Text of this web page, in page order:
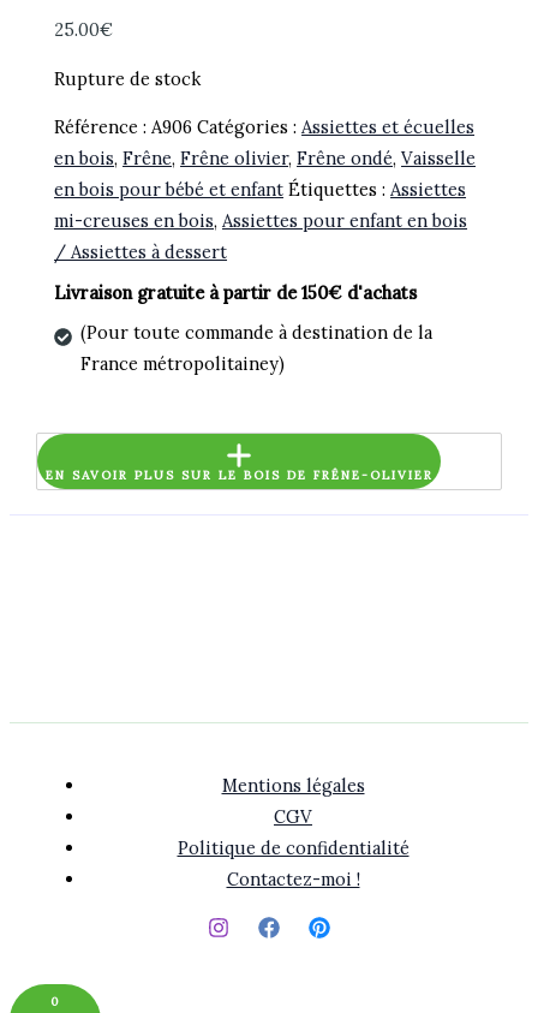
25.00€
Rupture de stock
Référence :A906 Catégories :Assiettes et écuelles
en bois,Frêne,Frêne olivier,Frêne ondé,Vaisselle
en bois pour bébé et enfant Étiquettes :Assiettes
mi-creuses en bois,Assiettes pour enfant en bois
/ Assiettes à dessert
Livraison gratuite à partir de 150€ d'achats
(Pour toute commande à destination de la
France métropolitainey)
EN SAVOIR PLUS SUR LE BOIS DE FRÊNE-OLIVIER
Mentions légales
CGV
Politique de confidentialité
Contactez-moi !
0